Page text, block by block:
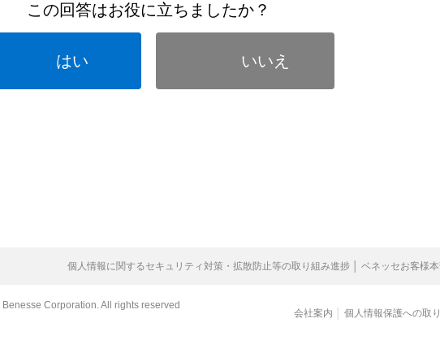
この回答はお役に立ちましたか？
はい いいえ
個人情報に関するセキュリティ対策・拡散防止等の取り組み進捗 │ ベネッセお客様
Corporation. All rights reserved
会社案内 個人情報保護への取